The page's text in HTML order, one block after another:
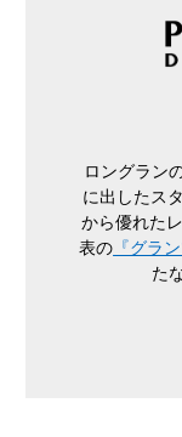
ロングラン
に出したス
から優れた
表の 『グラ
た